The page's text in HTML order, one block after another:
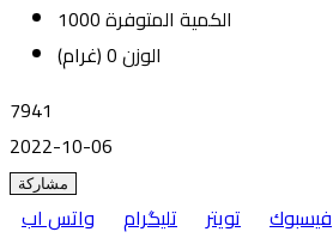
الكمية المتوفرة1000
الوزن0(غرام)
7941
2022-10-06
مشاركة
فيسبوك تويتر تليگرام واتس اب